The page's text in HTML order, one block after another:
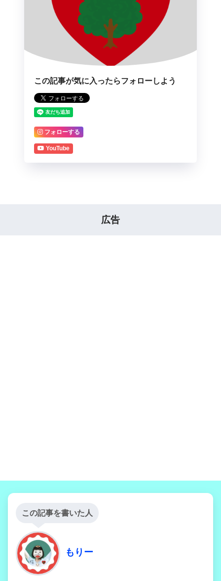
この記事が気に入ったらフォローしよう
フォローする
YouTube
広告
この記事を書いた人
もりー